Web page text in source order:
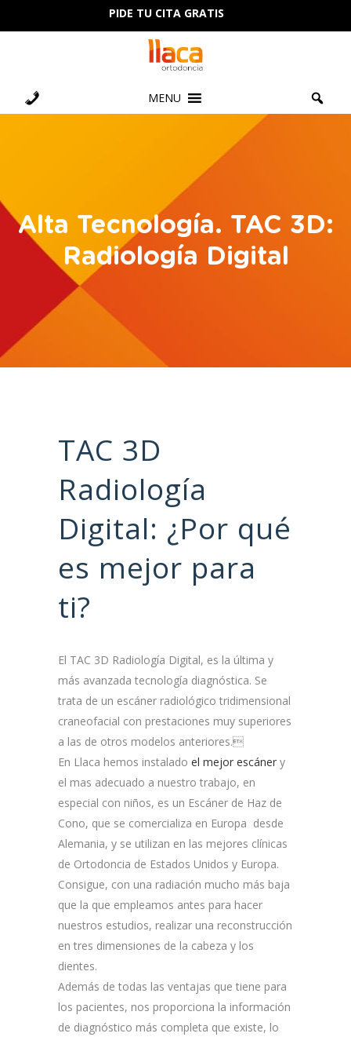
PIDE TU CITA GRATIS
MENU
Alta Tecnología. TAC 3D:
Radiología Digital
TAC 3D
Radiología
Digital: ¿Por qué
es mejor para
ti?
El TAC 3D Radiología Digital, es la última y
más avanzada tecnología diagnóstica. Se
trata de un escáner radiológico tridimensional
craneofacial con prestaciones muy superiores
a las de otros modelos anteriores.
En Llaca hemos instalado el mejor escáner y
el mas adecuado a nuestro trabajo, en
especial con niños, es un Escáner de Haz de
Cono, que se comercializa en Europa desde
Alemania, y se utilizan en las mejores clínicas
de Ortodoncia de Estados Unidos y Europa.
Consigue, con una radiación mucho más baja
que la que empleamos antes para hacer
nuestros estudios, realizar una reconstrucción
en tres dimensiones de la cabeza y los
dientes.
Además de todas las ventajas que tiene para
los pacientes, nos proporciona la información
de diagnóstico más completa que existe, lo